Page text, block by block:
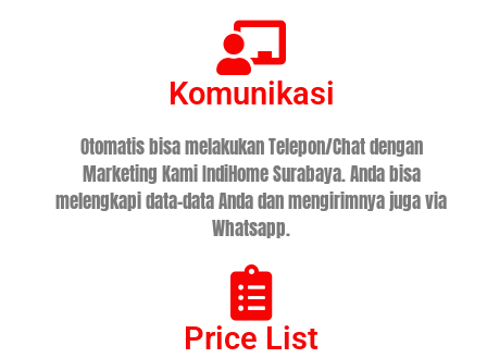
Komunikasi
Otomatis bisa melakukan Telepon/Chat dengan
Marketing Kami IndiHome Surabaya. Anda bisa
melengkapi data-data Anda dan mengirimnya juga via
Whatsapp.
Price List